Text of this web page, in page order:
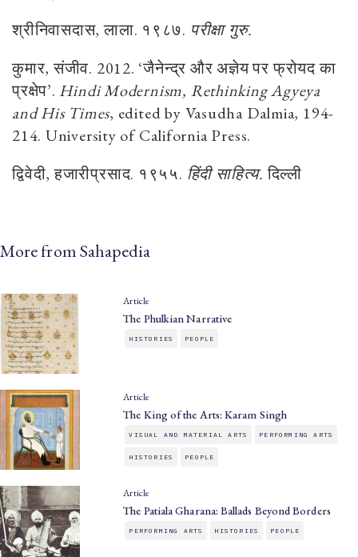
श्रीनिवासदास, लाला. १९८७. परीक्षा गुरु.
कुमार, संजीव. 2012. ‘जैनेन्द्र और अज्ञेय पर फ्रोयद का
प्रक्षेप’. Hindi Modernism, Rethinking Agyeya
and His Times, edited by Vasudha Dalmia, 194-
214. University of California Press.
द्विवेदी, हजारीप्रसाद. १९५५. हिंदी साहित्य.दिल्ली
More from Sahapedia
Article
The Phulkian Narrative
HISTORIES PEOPLE
Article
The King of the Arts: Karam Singh
VISUAL AND MATERIAL ARTS PERFORMING ARTS
HISTORIES PEOPLE
Article
The Patiala Gharana: Ballads Beyond Borders
PERFORMING ARTS HISTORIES PEOPLE